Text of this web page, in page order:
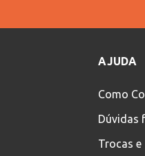
AJUDA
Como
Dúvidas
Trocas e